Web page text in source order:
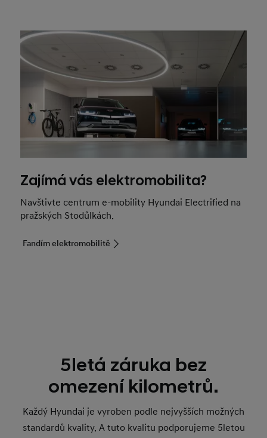
Zajímá vás elektromobilita?
Navštivte centrum e-mobility Hyundai Electrified na
pražských Stodůlkách.
Fandím elektromobilitě
5letá záruka bez
omezení kilometrů.
Každý Hyundai je vyroben podle nejvyšších možných
standardů kvality. A tuto kvalitu podporujeme 5letou